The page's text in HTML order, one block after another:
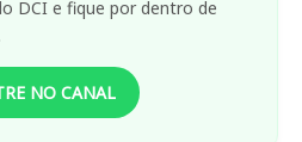
DCI e fique por dentro de
NO CANAL